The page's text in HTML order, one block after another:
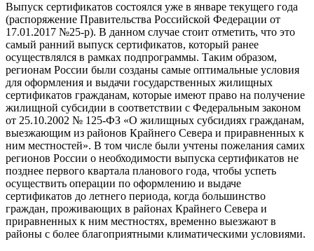
Выпуск сертификатов состоялся уже в январе текущего года
(распоряжение Правительства Российской Федерации от
17.01.2017 №25-р). В данном случае стоит отметить, что это
самый ранний выпуск сертификатов, который ранее
осуществлялся в рамках подпрограммы. Таким образом,
регионам России были созданы самые оптимальные условия
для оформления и выдачи государственных жилищных
сертификатов гражданам, которые имеют право на получение
жилищной субсидии в соответствии с Федеральным законом
от 25.10.2002 № 125-ФЗ «О жилищных субсидиях гражданам,
выезжающим из районов Крайнего Севера и приравненных к
ним местностей». В том числе были учтены пожелания самих
регионов России о необходимости выпуска сертификатов не
позднее первого квартала планового года, чтобы успеть
осуществить операции по оформлению и выдаче
сертификатов до летнего периода, когда большинство
граждан, проживающих в районах Крайнего Севера и
приравненных к ним местностях, временно выезжают в
районы с более благоприятными климатическими условиями.